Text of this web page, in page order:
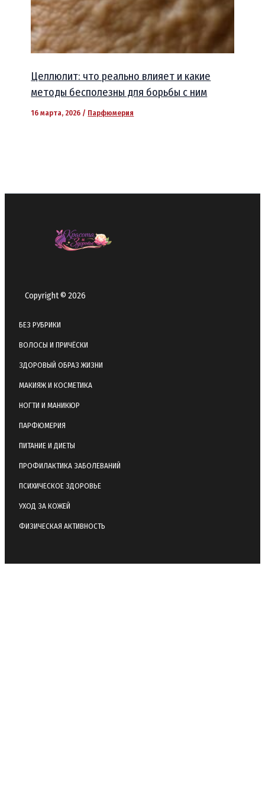
Целлюлит: что реально влияет и какие
методы бесполезны для борьбы с ним
16 марта, 2026 / Парфюмерия
Copyright © 2026
БЕЗ РУБРИКИ
ВОЛОСЫ И ПРИЧЁСКИ
ЗДОРОВЫЙ ОБРАЗ ЖИЗНИ
МАКИЯЖ И КОСМЕТИКА
НОГТИ И МАНИКЮР
ПАРФЮМЕРИЯ
ПИТАНИЕ И ДИЕТЫ
ПРОФИЛАКТИКА ЗАБОЛЕВАНИЙ
ПСИХИЧЕСКОЕ ЗДОРОВЬЕ
УХОД ЗА КОЖЕЙ
ФИЗИЧЕСКАЯ АКТИВНОСТЬ